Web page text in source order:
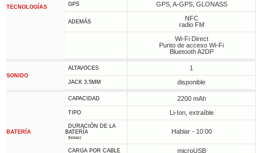
TECNOLOGÍAS GPS GPS, A-GPS, GLONASS
ADEMÁS
NFC
radio FM
Wi-Fi Direct
Punto de acceso Wi-Fi
Bluetooth A2DP
SONIDO
ALTAVOCES 1
JACK 3,5MM disponible
BATERÍA
CAPACIDAD 2200 mAh
TIPO Li-Ion, extraíble
DURACIÓN DE LA
BATERÍA
(horas)
Hablar - 10:00
CARGA POR CABLE microUSB